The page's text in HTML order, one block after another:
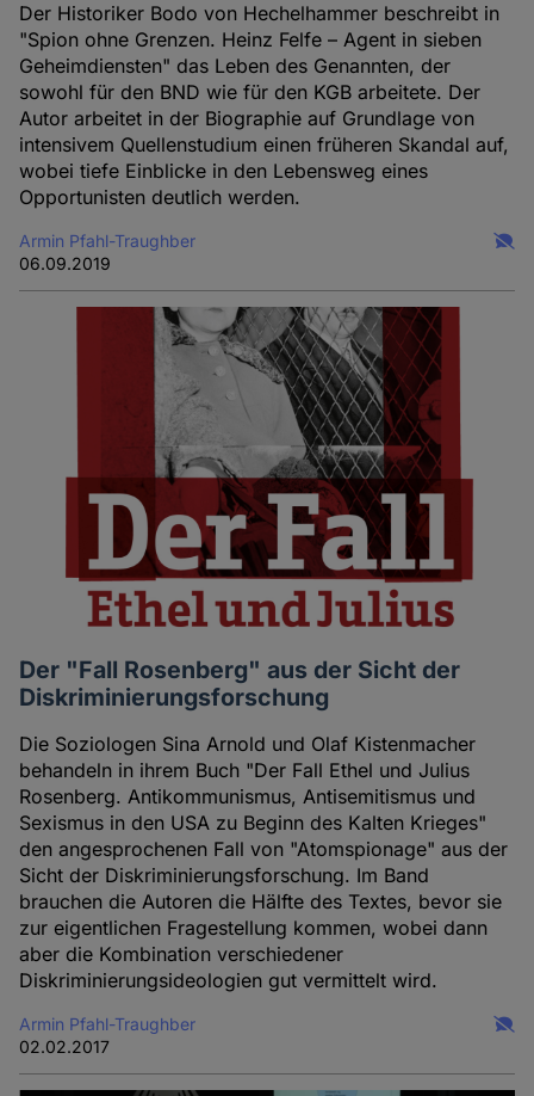
Der Historiker Bodo von Hechelhammer beschreibt in
"Spion ohne Grenzen. Heinz Felfe – Agent in sieben
Geheimdiensten" das Leben des Genannten, der
sowohl für den BND wie für den KGB arbeitete. Der
Autor arbeitet in der Biographie auf Grundlage von
intensivem Quellenstudium einen früheren Skandal auf,
wobei tiefe Einblicke in den Lebensweg eines
Opportunisten deutlich werden.
Armin Pfahl-Traughber
06.09.2019
Der "Fall Rosenberg" aus der Sicht der
Diskriminierungsforschung
Die Soziologen Sina Arnold und Olaf Kistenmacher
behandeln in ihrem Buch "Der Fall Ethel und Julius
Rosenberg. Antikommunismus, Antisemitismus und
Sexismus in den USA zu Beginn des Kalten Krieges"
den angesprochenen Fall von "Atomspionage" aus der
Sicht der Diskriminierungsforschung. Im Band
brauchen die Autoren die Hälfte des Textes, bevor sie
zur eigentlichen Fragestellung kommen, wobei dann
aber die Kombination verschiedener
Diskriminierungsideologien gut vermittelt wird.
Armin Pfahl-Traughber
02.02.2017